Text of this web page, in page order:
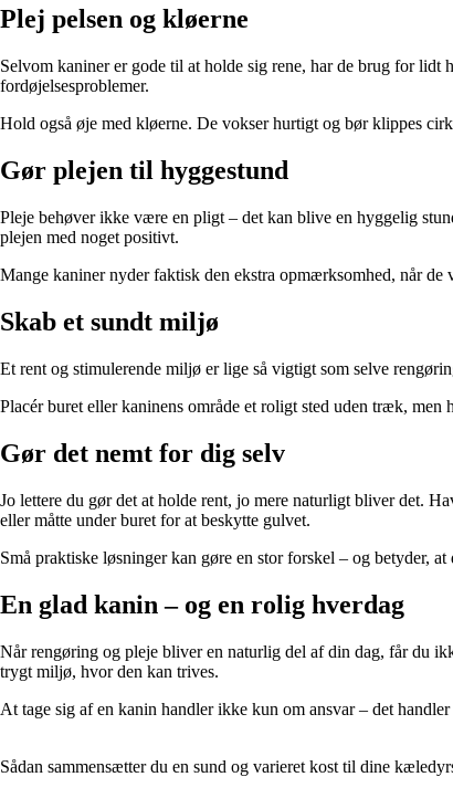
Plej pelsen og kløerne
Selvom kaniner er gode til at holde sig rene, har de brug for
fordøjelsesproblemer.
Hold også øje med kløerne. De vokser hurtigt og bør klippes
Gør plejen til hyggestund
Pleje behøver ikke være en pligt – det kan blive en hyggelig
plejen med noget positivt.
Mange kaniner nyder faktisk den ekstra opmærksomhed, når
Skab et sundt miljø
Et rent og stimulerende miljø er lige så vigtigt som selve
Placér buret eller kaninens område et roligt sted uden træk,
Gør det nemt for dig selv
Jo lettere du gør det at holde rent, jo mere naturligt bliver det.
eller måtte under buret for at beskytte gulvet.
Små praktiske løsninger kan gøre en stor forskel – og betyder,
En glad kanin – og en rolig hverdag
Når rengøring og pleje bliver en naturlig del af din dag, får du
trygt miljø, hvor den kan trives.
At tage sig af en kanin handler ikke kun om ansvar – det
Sådan sammensætter du en sund og varieret kost til dine